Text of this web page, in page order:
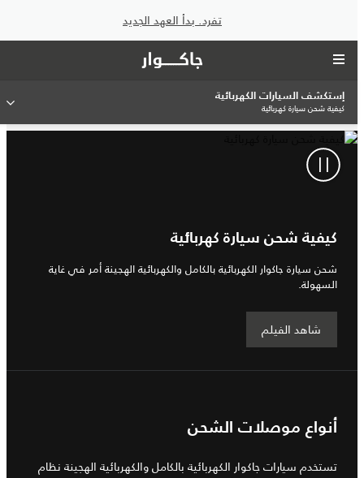
تفرد. بدأ العهد الجديد
إستكشف السيارات الكهربائية
كيفية شحن سيارة كهربائية
كيفية شحن سيارة كهربائية
شحن سيارة جاكوار الكهربائية بالكامل والكهربائية الهجينة أمر في غاية
السهولة.
شاهد الفيلم
أنواع موصلات الشحن
تستخدم سيارات جاكوار الكهربائية بالكامل والكهربائية الهجينة نظام